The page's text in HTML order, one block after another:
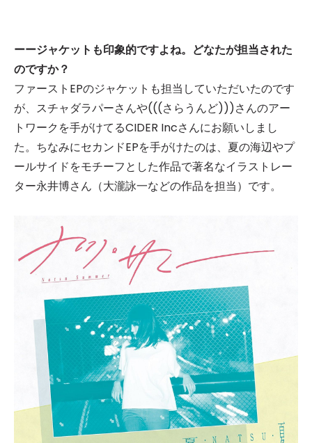
ーージャケットも印象的ですよね。どなたが担当された
のですか？
ファーストEPのジャケットも担当していただいたのです
が、スチャダラパーさんや(((さらうんど)))さんのアー
トワークを手がけてるCIDER Incさんにお願いしまし
た。ちなみにセカンドEPを手がけたのは、夏の海辺やプ
ールサイドをモチーフとした作品で著名なイラストレー
ター永井博さん（大瀧詠一などの作品を担当）です。